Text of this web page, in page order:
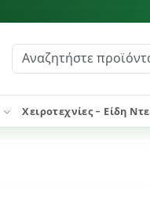
Χειροτεχνίες - Είδη